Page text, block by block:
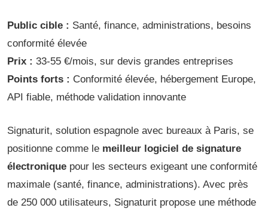
Public cible : Santé, finance, administrations, besoins
conformité élevée
Prix : 33-55 €/mois, sur devis grandes entreprises
Points forts : Conformité élevée, hébergement Europe,
API fiable, méthode validation innovante
Signaturit, solution espagnole avec bureaux à Paris, se
positionne comme le meilleur logiciel de signature
électronique pour les secteurs exigeant une conformité
maximale (santé, finance, administrations). Avec près
de 250 000 utilisateurs, Signaturit propose une méthode